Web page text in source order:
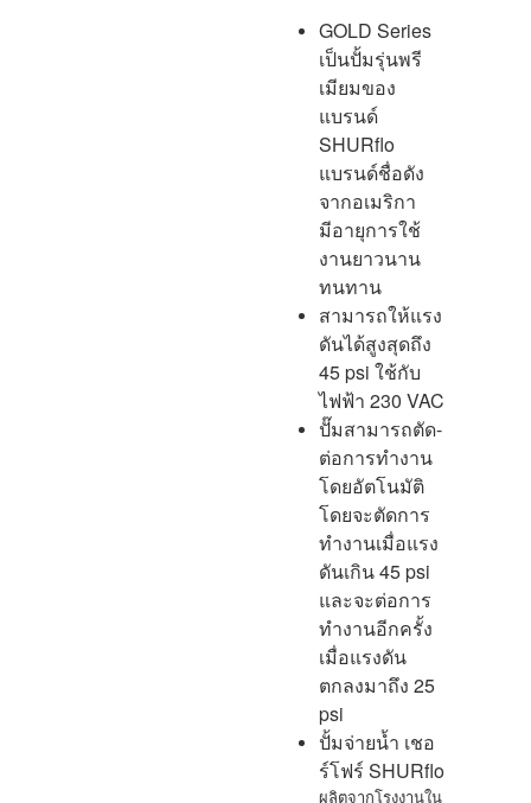
GOLD Series
เป็นปั้มรุ่นพรี
เมียมของ
แบรนด์
SHURflo
แบรนด์ชื่อดัง
จากอเมริกา
มีอายุการใช้
งานยาวนาน
ทนทาน
สามารถให้แรง
ดันได้สูงสุดถึง
45 psi ใช้กับ
ไฟฟ้า 230 VAC
ปั๊มสามารถตัด-
ต่อการทำงาน
โดยอัตโนมัติ
โดยจะตัดการ
ทำงานเมื่อแรง
ดันเกิน 45 psi
และจะต่อการ
ทำงานอีกครั้ง
เมื่อแรงดัน
ตกลงมาถึง 25
psi
ปั้มจ่ายน้ำ เชอ
ร์โฟร์ SHURflo
ผลิตจากโรงงานใน